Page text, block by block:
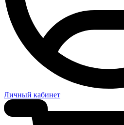
Личный кабинет